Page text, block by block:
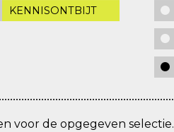
KENNISONTBIJT
voor de opgegeven selectie.